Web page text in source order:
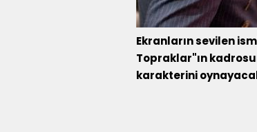
Ekranların sevilen
Topraklar"ın
karakterini